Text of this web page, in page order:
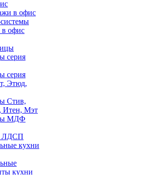
в офис
офис
серия
серия
Этюд,
Стив,
Итен, Мэт
МДФ
ЛДСП
кухни
кухни